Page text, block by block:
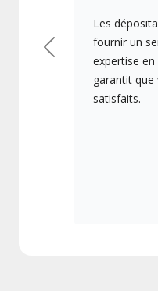
Les
fournir un
expertise en
garantit
satisfaits.
Précédent